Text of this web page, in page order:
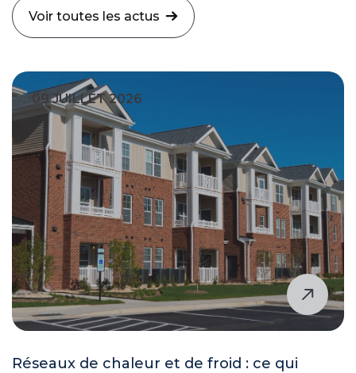
Voir toutes les actus
09 JUILLET 2026
Réseaux de chaleur et de froid : ce qui